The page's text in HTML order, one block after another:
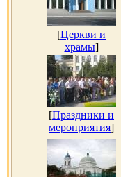
[Церкви и
храмы]
[Праздники и
мероприятия]